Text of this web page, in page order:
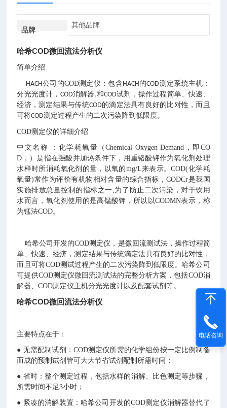
品牌
其他品牌
哈希COD微回流法分析仪
简单介绍
HACH公司 的COD测定仪 ：包含HACH的COD测定系统主机：
分光光度计，COD消解器,和COD试剂，操作过程简单、快速、
经济，测定结果与传统COD的滴定法具有良好的比对性，而且
可将COD测定过程产生的二次污染降到低限度。
COD测定仪的详细介绍
中文名称 ：化学耗氧量（Chemical Oxygen Demand，即CO
D，）是指在强酸并加热条件下，用重铬酸钾作为氧化剂处理
水样时所消耗氧化剂的量，以氧的mg/L来表示。COD(化学耗
氧量)常作为评价有机物相对含量的综合指标，CODCr是我国
实施排放总量控制的指标之一,为了防止二次污染，对于饮用
水而言，氧化剂使用的是高锰酸钾，所以以CODMN表示，称
为锰法COD。
哈希公司开发的COD测定仪，是微回流测试法，操作过程简
单、快速、经济，测定结果与传统滴定法具有良好的比对性，
而且可将COD测试过程产生的二次污染降到低限度。哈希公司
可提供COD测定仪微回流测试法的完整分析方案，包括COD消
解器、COD测定仪主机分光光度计以及配套试剂等。
哈希COD微回流法分析仪
主要特点在于：
● 无需配制试剂：COD测定仪所需的化学组份按一定比例制备
而成的预制试剂管可大大节省试剂配制所需时间；
● 省时：整个测定过程，包括水样的消解、比色测定等步骤，
所需时间不足3小时；
● 紧凑的消解装置：哈希公司开发的COD测定仪消解器替代了
电话咨询